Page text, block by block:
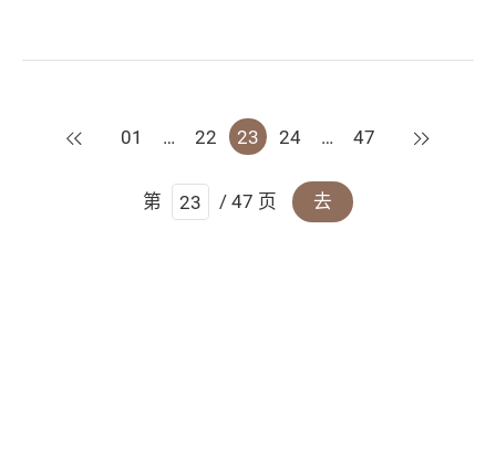
上一页
01 … 22 23 24 … 47 下一页
第 / 47 页 去